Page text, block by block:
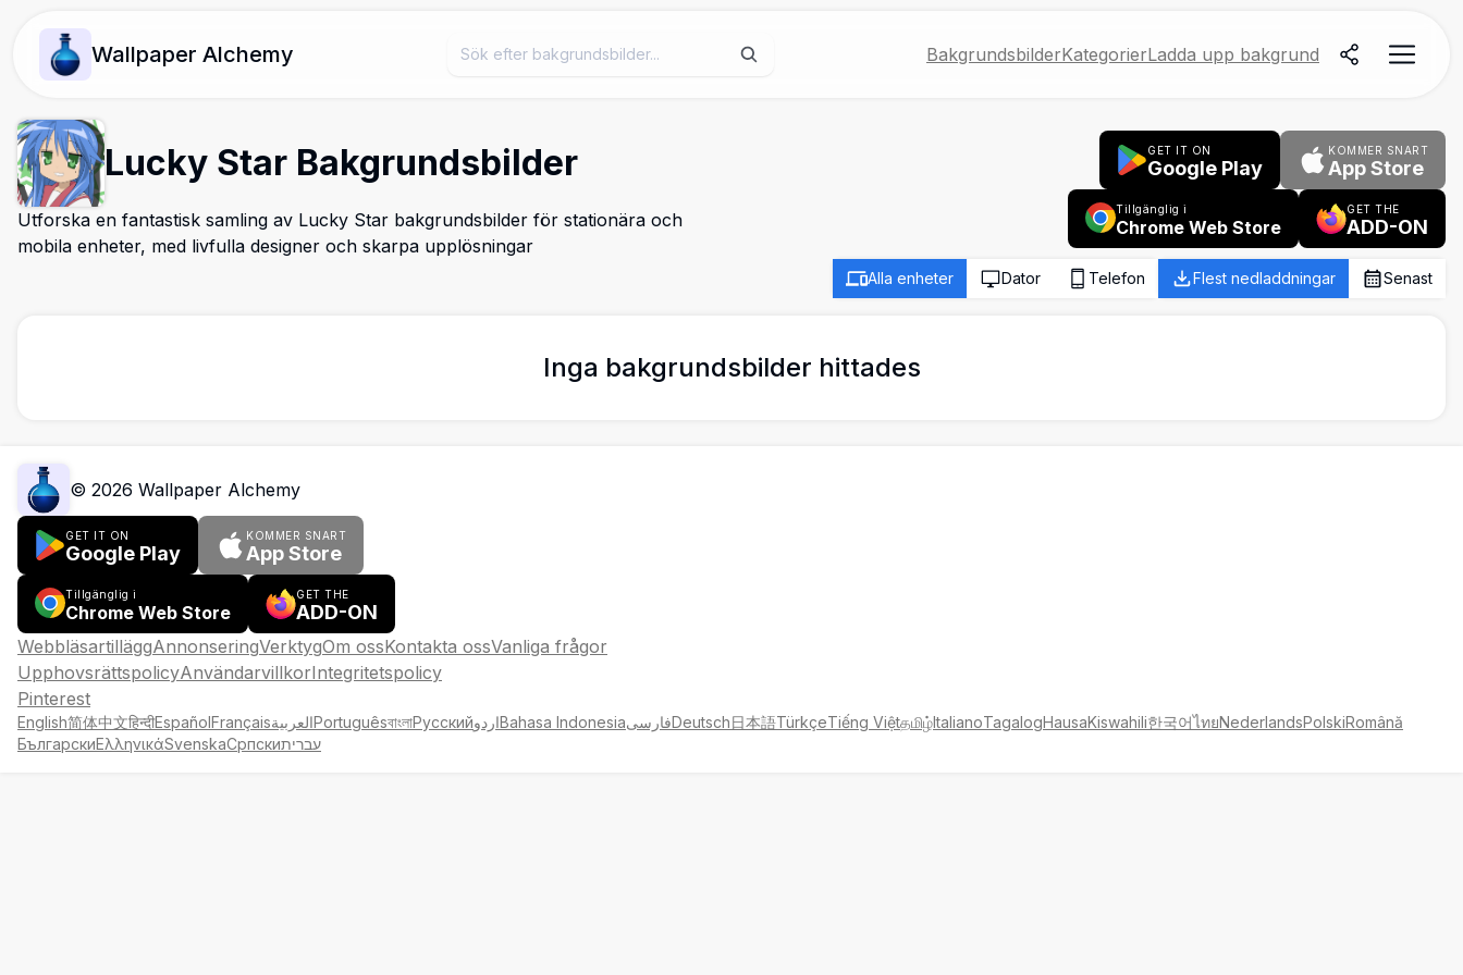
Wallpaper Alchemy BakgrundsbilderKategorierLadda upp bakgrund
Lucky Star Bakgrundsbilder
Utforska en fantastisk samling av Lucky Star bakgrundsbilder för stationära och
mobila enheter, med livfulla designer och skarpa upplösningar
GET IT ON
Google Play
KOMMER SNART
App Store
Tillgänglig i
Chrome Web Store
GET THE
ADD-ON
Alla enheter Dator Telefon Flest nedladdningar Senast
Inga bakgrundsbilder hittades
© 2026 Wallpaper Alchemy
GET IT ON
Google Play
KOMMER SNART
App Store
Tillgänglig i
Chrome Web Store
GET THE
ADD-ON
WebbläsartilläggAnnonseringVerktygOm ossKontakta ossVanliga frågor
UpphovsrättspolicyAnvändarvillkorIntegritetspolicy
Pinterest
English简体中文हिन्दीEspañolFrançaisالعربيةPortuguêsবাংলাРусскийاردوBahasa IndonesiaفارسیDeutsch日本語TürkçeTiếng Việtதமிழ்ItalianoTagalogHausaKiswahili한국어ไทยNederlandsPolskiRomână
БългарскиΕλληνικάSvenskaСрпскиעברית